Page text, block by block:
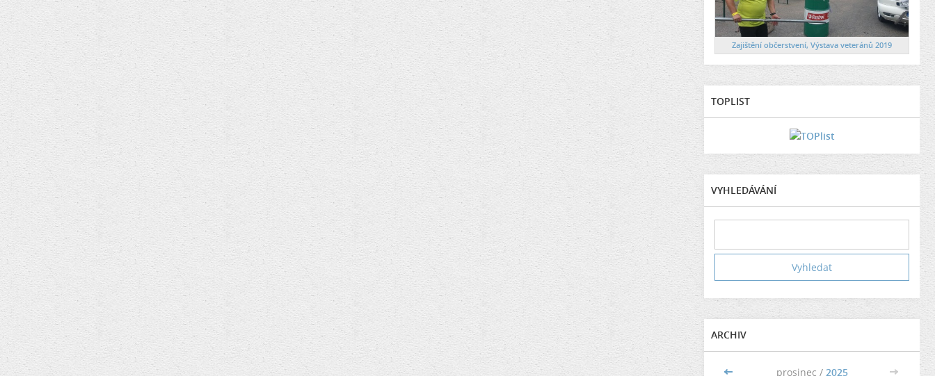
Zajištění občerstvení, Výstava veteránů 2019
TOPLIST
VYHLEDÁVÁNÍ
ARCHIV
<< prosinec / 2025 >>